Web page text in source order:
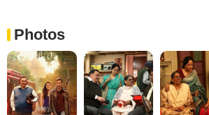
Photos